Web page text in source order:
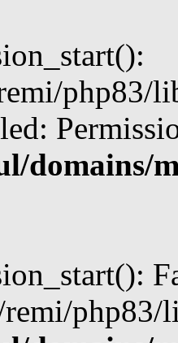
php83/
domains/
php83/